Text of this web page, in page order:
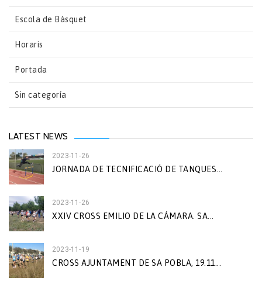
Escola de Bàsquet
Horaris
Portada
Sin categoría
LATEST NEWS
2023-11-26
JORNADA DE TECNIFICACIÓ DE TANQUES...
2023-11-26
XXIV CROSS EMILIO DE LA CÁMARA. SA...
2023-11-19
CROSS AJUNTAMENT DE SA POBLA, 19.11...